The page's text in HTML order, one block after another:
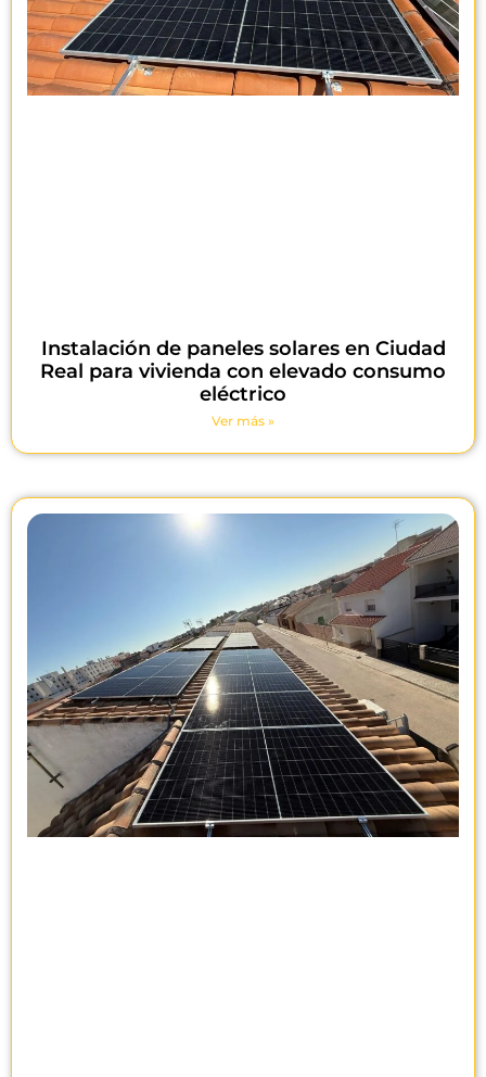
Instalación de paneles solares en Ciudad
Real para vivienda con elevado consumo
eléctrico
Ver más »